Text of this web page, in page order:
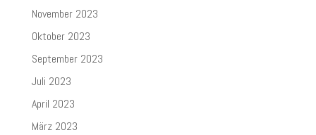
November 2023
Oktober 2023
September 2023
Juli 2023
April 2023
März 2023